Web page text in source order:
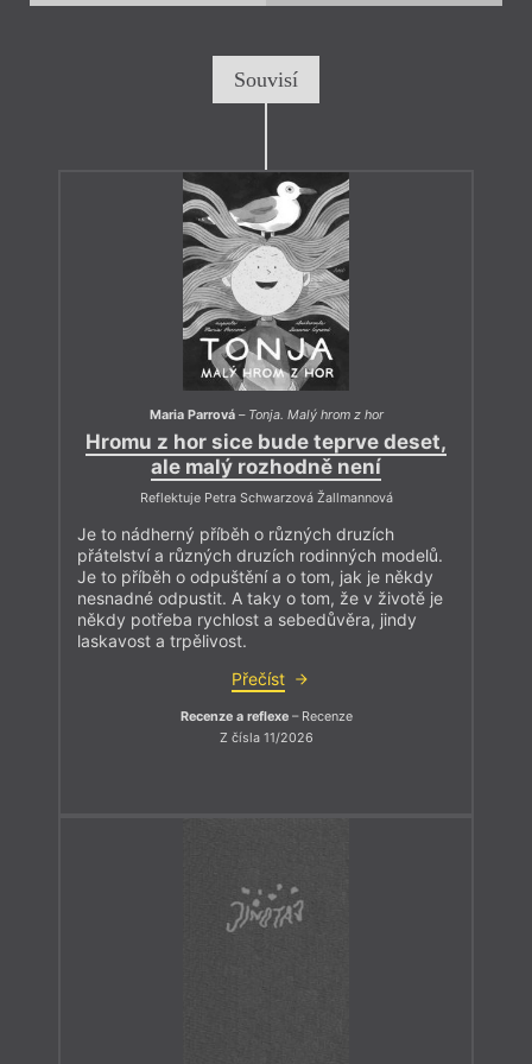
Souvisí
Maria Parrová– Tonja. Malý hrom z hor
Hromu z hor sice bude teprve deset,
ale malý rozhodně není
Reflektuje Petra Schwarzová Žallmannová
Je to nádherný příběh o různých druzích
přátelství a různých druzích rodinných modelů.
Je to příběh o odpuštění a o tom, jak je někdy
nesnadné odpustit. A taky o tom, že v životě je
někdy potřeba rychlost a sebedůvěra, jindy
laskavost a trpělivost.
Přečíst
Recenze a reflexe– Recenze
Z čísla 11/2026